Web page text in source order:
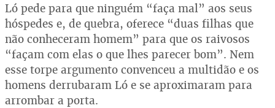
Ló pede para que ninguém “faça mal” aos seus
hóspedes e, de quebra, oferece “duas filhas que
não conheceram homem” para que os raivosos
“façam com elas o que lhes parecer bom”. Nem
esse torpe argumento convenceu a multidão e os
homens derrubaram Ló e se aproximaram para
arrombar a porta.